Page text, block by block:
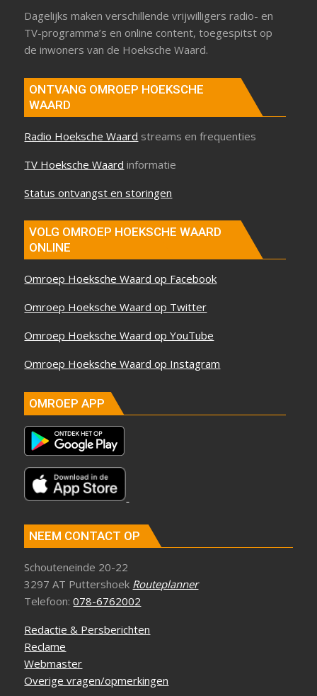
Dagelijks maken verschillende vrijwilligers radio- en
TV-programma’s en online content, toegespitst op
de inwoners van de Hoeksche Waard.
ONTVANG OMROEP HOEKSCHE
WAARD
Radio Hoeksche Waard streams en frequenties
TV Hoeksche Waard informatie
Status ontvangst en storingen
VOLG OMROEP HOEKSCHE WAARD
ONLINE
Omroep Hoeksche Waard op Facebook
Omroep Hoeksche Waard op Twitter
Omroep Hoeksche Waard op YouTube
Omroep Hoeksche Waard op Instagram
OMROEP APP
NEEM CONTACT OP
Schouteneinde 20-22
3297 AT Puttershoek Routeplanner
Telefoon:078-6762002
Redactie & Persberichten
Reclame
Webmaster
Overige vragen/opmerkingen